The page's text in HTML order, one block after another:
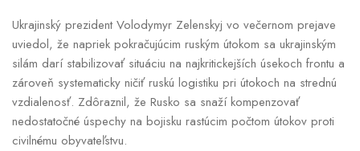
Ukrajinský prezident Volodymyr Zelenskyj vo večernom prejave
uviedol, že napriek pokračujúcim ruským útokom sa ukrajinským
silám darí stabilizovať situáciu na najkritickejších úsekoch frontu a
zároveň systematicky ničiť ruskú logistiku pri útokoch na strednú
vzdialenosť. Zdôraznil, že Rusko sa snaží kompenzovať
nedostatočné úspechy na bojisku rastúcim počtom útokov proti
civilnému obyvateľstvu.